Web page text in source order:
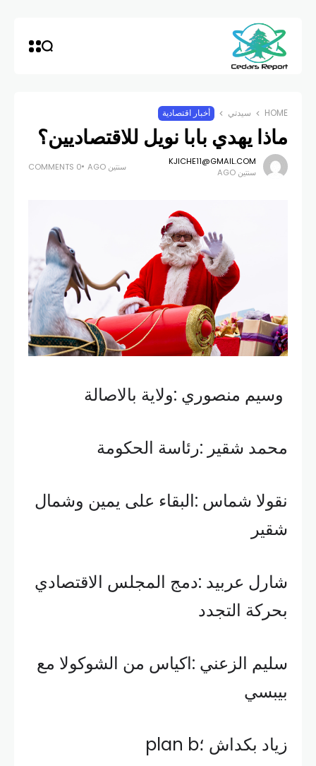
HOME سيدتي أخبار اقتصادية
ماذا يهدي بابا نويل للاقتصاديين؟
KJICHE11@GMAIL.COM
سنتين AGO
سنتين AGO 0 COMMENTS
وسيم منصوري :ولاية بالاصالة
محمد شقير :رئاسة الحكومة
نقولا شماس :البقاء على يمين وشمال
شقير
شارل عربيد :دمج المجلس الاقتصادي
بحركة التجدد
سليم الزعني :اكياس من الشوكولا مع
بيبسي
زياد بكداش ؛plan b